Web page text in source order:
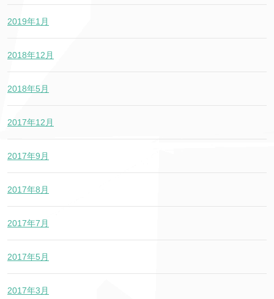
2019年1月
2018年12月
2018年5月
2017年12月
2017年9月
2017年8月
2017年7月
2017年5月
2017年3月